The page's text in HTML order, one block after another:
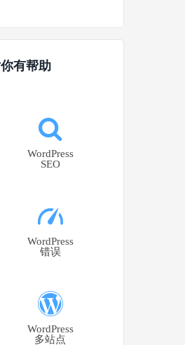
有帮助
WordPress
SEO
WordPress
错误
WordPress
多站点